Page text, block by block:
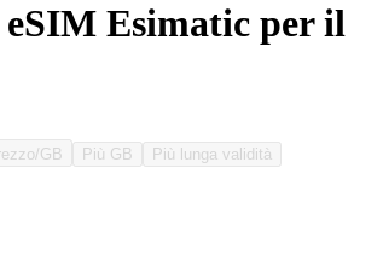
Esimatic per il
GB Più GB Più lunga validità